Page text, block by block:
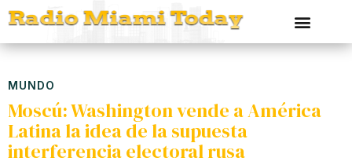
MUNDO
Moscú: Washington vende a América
Latina la idea de la supuesta
interferencia electoral rusa